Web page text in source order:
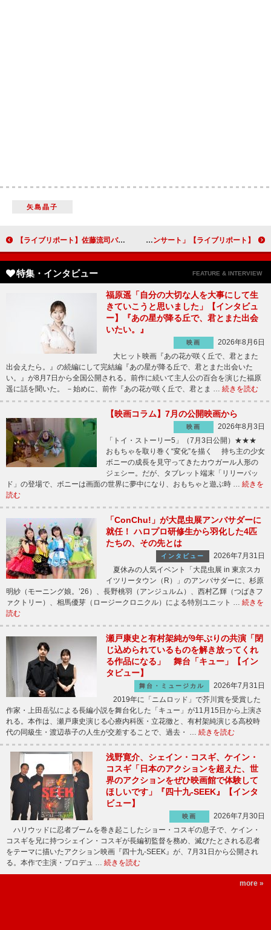
矢島晶子
【ライブリポート】佐藤流司バンドプロジェクト、The Brow Beat初の日比谷野外音楽堂ライブで見せたロック魂 【ライブリポート】「スター・ウォーズ in コンサート」 映画をライブ感覚で体験！
特集・インタビュー FEATURE & INTERVIEW
福原遥「自分の大切な人を大事にして生
きていこうと思いました」【インタビュ
ー】『あの星が降る丘で、君とまた出会
いたい。』
映画
2026年8月6日
大ヒット映画『あの花が咲く丘で、君とまた
出会えたら。』の続編にして完結編『あの星が降る丘で、君とまた出会いた
い。』が8月7日から全国公開される。前作に続いて主人公の百合を演じた福原
遥に話を聞いた。 －始めに、前作『あの花が咲く丘で、君とま … 続きを読む
【映画コラム】7月の公開映画から
映画
2026年8月3日
「トイ・ストーリー5」（7月3日公開）★★★
おもちゃを取り巻く“変化”を描く 持ち主の少女
ボニーの成長を見守ってきたカウガール人形の
ジェシー。だが、タブレット端末「リリーパッ
ド」の登場で、ボニーは画面の世界に夢中になり、おもちゃと遊ぶ時 … 続きを
読む
「ConChu!」が大昆虫展アンバサダーに
就任！ ハロプロ研修生から羽化した4匹
たちの、その先とは
インタビュー
2026年7月31日
夏休みの人気イベント「大昆虫展 in 東京スカ
イツリータウン（R）」のアンバサダーに、杉原
明紗（モーニング娘。’26）、長野桃羽（アンジュルム）、西村乙輝（つばきフ
ァクトリー）、相馬優芽（ロージークロニクル）による特別ユニット … 続きを
読む
瀬戸康史と有村架純が9年ぶりの共演「閉
じ込められているものを解き放ってくれ
る作品になる」 舞台「キュー」【イン
タビュー】
舞台・ミュージカル
2026年7月31日
2019年に「ニムロッド」で芥川賞を受賞した
作家・上田岳弘による長編小説を舞台化した「キュー」が11月15日から上演さ
れる。本作は、瀬戸康史演じる心療内科医・立花徹と、有村架純演じる高校時
代の同級生・渡辺恭子の人生が交差することで、過去・ … 続きを読む
浅野寛介、シェイン・コスギ、ケイン・
コスギ「日本のアクションを超えた、世
界のアクションをぜひ映画館で体験して
ほしいです」『四十九-SEEK』【インタ
ビュー】
映画
2026年7月30日
ハリウッドに忍者ブームを巻き起こしたショー・コスギの息子で、ケイン・
コスギを兄に持つシェイン・コスギが長編初監督を務め、滅びたとされる忍者
をテーマに描いたアクション映画『四十九-SEEK』が、7月31日から公開され
る。本作で主演・プロデュ … 続きを読む
more »